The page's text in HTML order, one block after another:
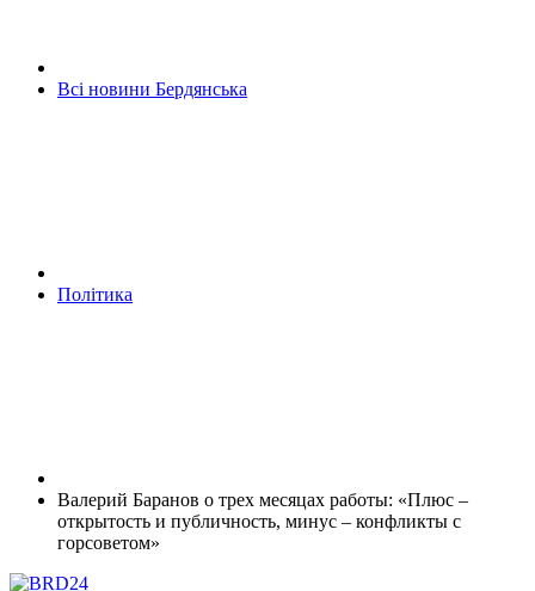
Всі новини Бердянська
Політика
Валерий Баранов о трех месяцах работы: «Плюс –
открытость и публичность, минус – конфликты с
горсоветом»